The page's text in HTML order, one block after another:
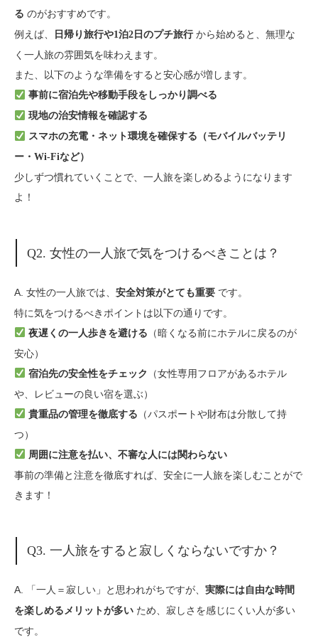
る のがおすすめです。
例えば、
日帰り旅行や1泊2日のプチ旅行から始めると、無理な
く一人旅の雰囲気を味わえます。
また、以下のような準備をすると安心感が増します。
事前に宿泊先や移動手段をしっかり調べる
現地の治安情報を確認する
スマホの充電・ネット環境を確保する（モバイルバッテリ
ー・Wi-Fiなど）
少しずつ慣れていくことで、一人旅を楽しめるようになります
よ！
Q2. 女性の一人旅で気をつけるべきことは？
A. 女性の一人旅では、 安全対策がとても重要 です。
特に気をつけるべきポイントは以下の通りです。
夜遅くの一人歩きを避ける （暗くなる前にホテルに戻るのが
安心）
宿泊先の安全性をチェック
（女性専用フロアがあるホテル
や、レビューの良い宿を選ぶ）
貴重品の管理を徹底する （パスポートや財布は分散して持
つ）
周囲に注意を払い、不審な人には関わらない
事前の準備と注意を徹底すれば、安全に一人旅を楽しむことがで
きます！
Q3. 一人旅をすると寂しくならないですか？
A. 「一人＝寂しい」と思われがちですが、 実際には自由な時間
を楽しめるメリットが多い ため、寂しさを感じにくい人が多い
です。